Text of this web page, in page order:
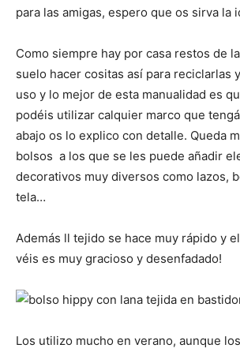
para las amigas, espero que os sirva la
Como siempre hay por casa restos de
suelo hacer cositas así para reciclarlas
uso y lo mejor de esta manualidad es
podéis utilizar calquier marco que
abajo os lo explico con detalle. Queda
bolsos a los que se les puede añadir
decorativos muy diversos como lazos,
tela…
Además ll tejido se hace muy rápido y
véis es muy gracioso y desenfadado!
Los utilizo mucho en verano, aunque